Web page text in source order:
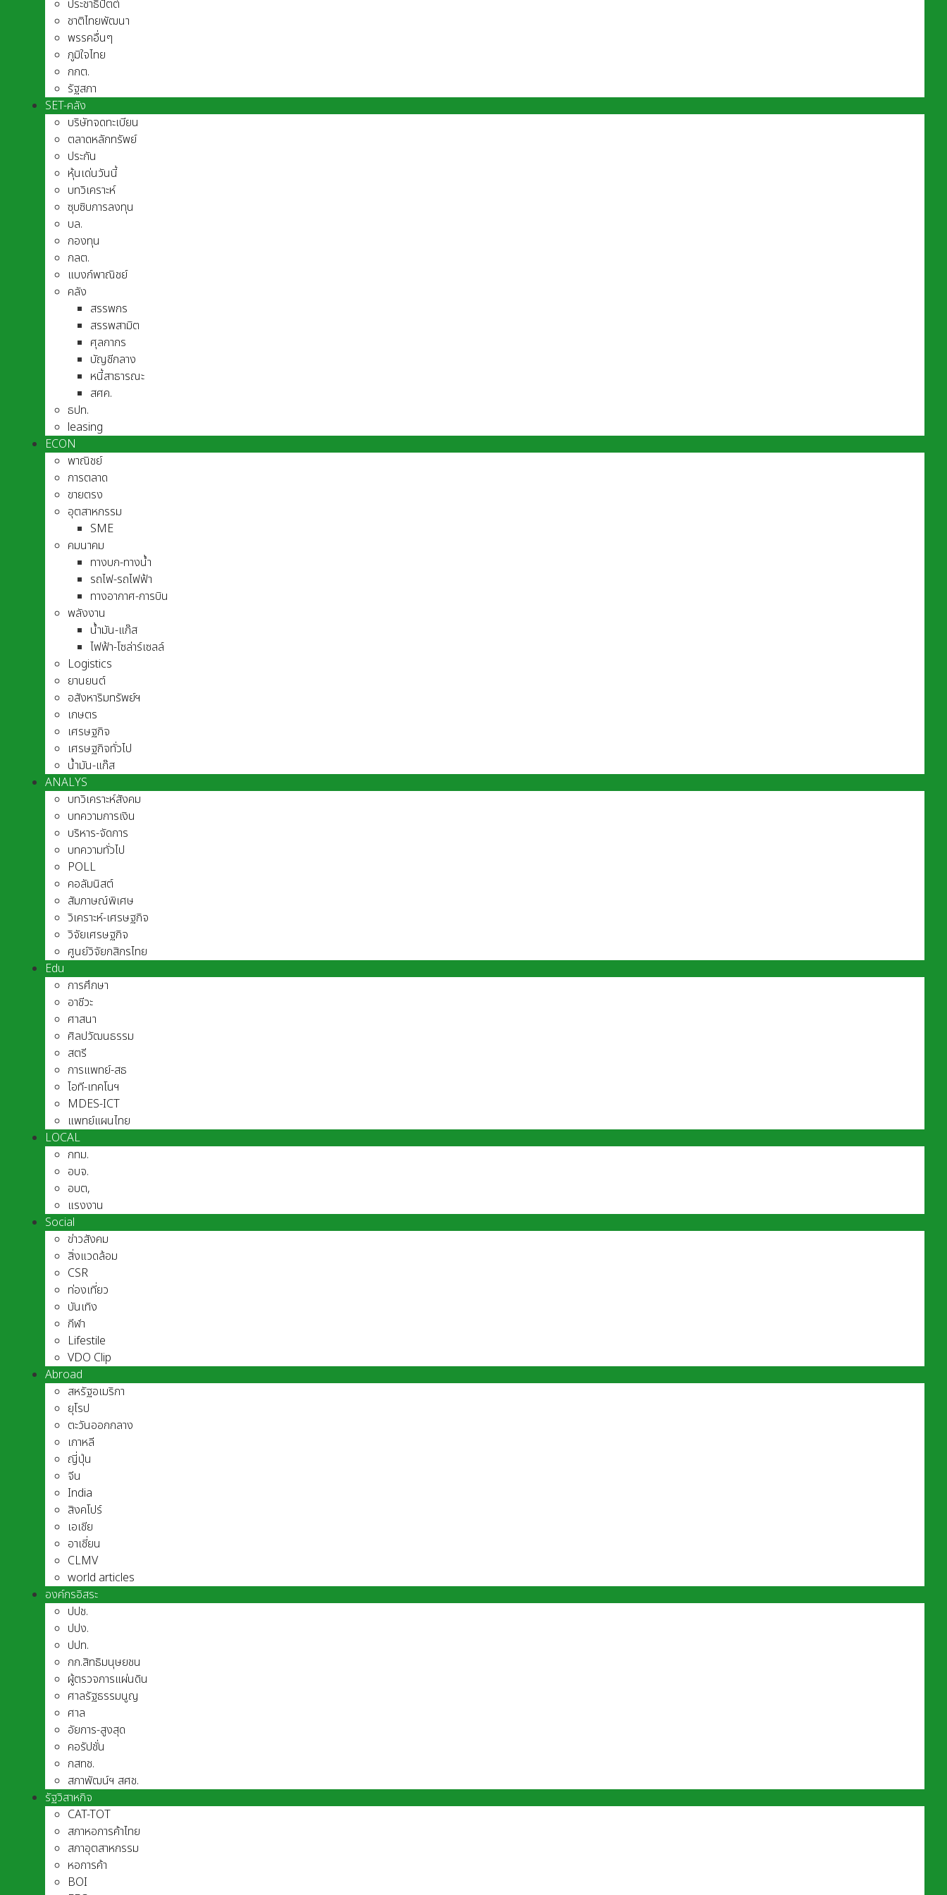
ประชาธิปัตต์
ชาติไทยพัฒนา
พรรคอื่นๆ
ภูมิใจไทย
กกต.
รัฐสภา
SET-คลัง
บริษัทจดทะเบียน
ตลาดหลักทรัพย์
ประกัน
หุ้นเด่นวันนี้
บทวิเคราะห์
ซุบซิบการลงทุน
บล.
กองทุน
กลต.
แบงก์พาณิชย์
คลัง
สรรพกร
สรรพสามิต
ศุลกากร
บัญชีกลาง
หนี้สาธารณะ
สศค.
ธปท.
leasing
ECON
พาณิชย์
การตลาด
ขายตรง
อุตสาหกรรม
SME
คมนาคม
ทางบก-ทางน้ำ
รถไฟ-รถไฟฟ้า
ทางอากาศ-การบิน
พลังงาน
น้ำมัน-แก๊ส
ไฟฟ้า-โซล่าร์เซลล์
Logistics
ยานยนต์
อสังหาริมทรัพย์ฯ
เกษตร
เศรษฐกิจ
เศรษฐกิจทั่วไป
น้ำมัน-แก๊ส
ANALYS
บทวิเคราะห์สังคม
บทความการเงิน
บริหาร-จัดการ
บทความทั่วไป
POLL
คอลัมนิสต์
สัมภาษณ์พิเศษ
วิเคราะห์-เศรษฐกิจ
วิจัยเศรษฐกิจ
ศูนย์วิจัยกสิกรไทย
Edu
การศึกษา
อาชีวะ
ศาสนา
ศิลปวัฒนธรรม
สตรี
การแพทย์-สธ
ไอที-เทคโนฯ
MDES-ICT
แพทย์แผนไทย
LOCAL
กทม.
อบจ.
อบต,
แรงงาน
Social
ข่าวสังคม
สิ่งแวดล้อม
CSR
ท่องเที่ยว
บันเทิง
กีฬา
Lifestile
VDO Clip
Abroad
สหรัฐอเมริกา
ยุโรป
ตะวันออกกลาง
เกาหลี
ญี่ปุ่น
จีน
India
สิงคโปร์
เอเชีย
อาเชี่ยน
CLMV
world articles
องค์กรอิสระ
ปปช.
ปปง.
ปปท.
กก.สิทธิมนุษยชน
ผู้ตรวจการแผ่นดิน
ศาลรัฐธรรมนูญ
ศาล
อัยการ-สูงสุด
คอรัปชั่น
กสทช.
สภาพัฒน์ฯ สศช.
รัฐวิสาหกิจ
CAT-TOT
สภาหอการค้าไทย
สภาอุตสาหกรรม
หอการค้า
BOI